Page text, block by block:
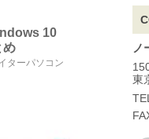
10
め
ターパソコン
ノ
東